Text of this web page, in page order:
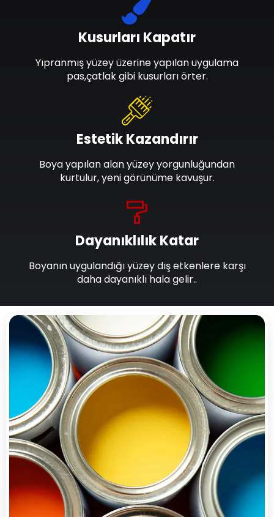
Dayanıklılık Katar
Boyanın uygulandığı yüzey dış etkenlere karşı
daha dayanıklı hala gelir..
Estetik Kazandırır
Boya yapılan alan yüzey yorgunluğundan
kurtulur, yeni görünüme kavuşur.
Kusurları Kapatır
Yıpranmış yüzey üzerine yapılan uygulama
pas,çatlak gibi kusurları örter.